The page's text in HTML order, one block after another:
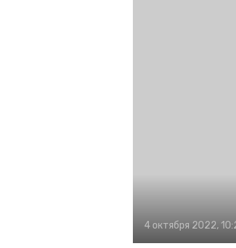
4 октября 2022,